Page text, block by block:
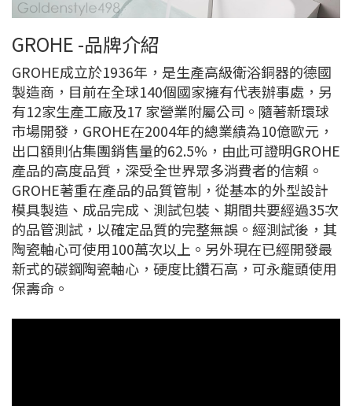
GROHE -品牌介紹
GROHE成立於1936年，是生產高級衛浴銅器的德國
製造商，目前在全球140個國家擁有代表辦事處，另
有12家生產工廠及17 家營業附屬公司。隨著新環球
市場開發，GROHE在2004年的總業績為10億歐元，
出口額則佔集團銷售量的62.5%，由此可證明GROHE
產品的高度品質，深受全世界眾多消費者的信賴。
GROHE著重在產品的品質管制，從基本的外型設計
模具製造、成品完成、測試包裝、期間共要經過35次
的品管測試，以確定品質的完整無誤。經測試後，其
陶瓷軸心可使用100萬次以上。另外現在已經開發最
新式的碳鋼陶瓷軸心，硬度比鑽石高，可永龍頭使用
保壽命。